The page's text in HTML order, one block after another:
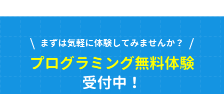
まずは気軽に体験してみませんか？
プログラミング無料体験
受付中！